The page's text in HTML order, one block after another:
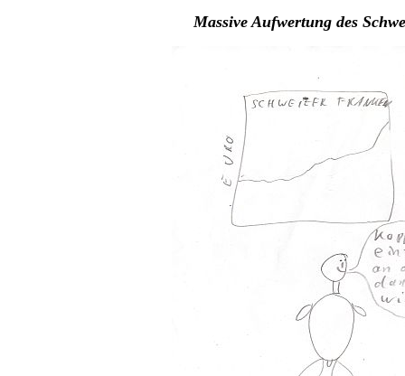
Massive Aufwertung des